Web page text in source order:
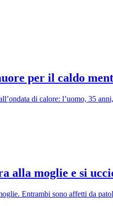
per il caldo
di calore: l’uomo, 35
alla moglie e si
Entrambi sono affetti da